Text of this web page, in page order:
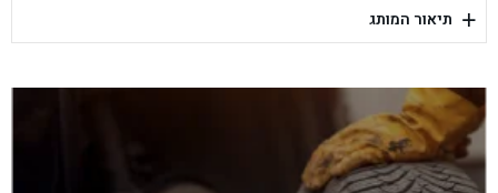
בן גל - דור אלון הר טוב - בית שמש + תיאור המותג